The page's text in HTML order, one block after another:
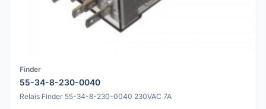
Finder
55-34-8-230-0040
Relais Finder 55-34-8-230-0040 230VAC 7A